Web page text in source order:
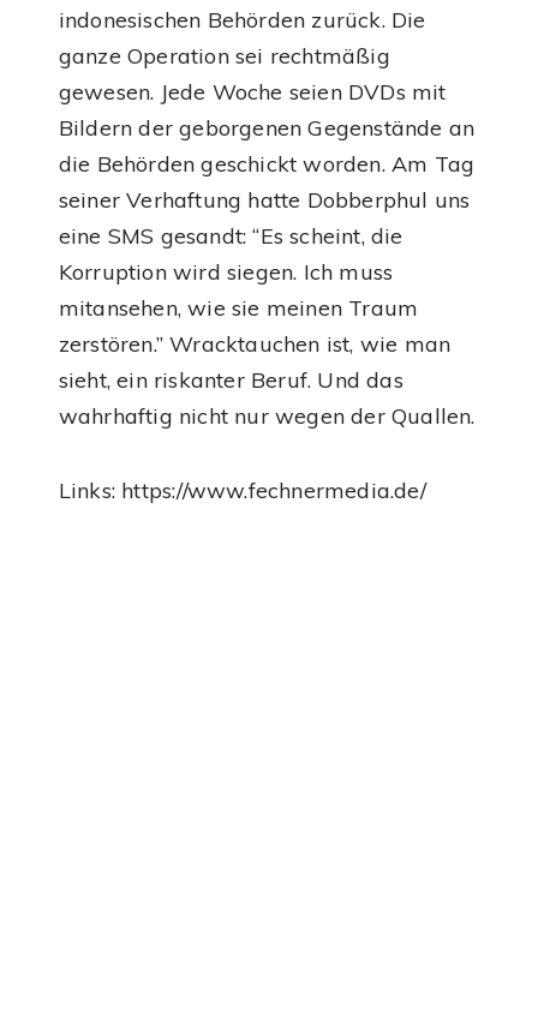
indonesischen Behörden zurück. Die
ganze Operation sei rechtmäßig
gewesen. Jede Woche seien DVDs mit
Bildern der geborgenen Gegenstände an
die Behörden geschickt worden. Am Tag
seiner Verhaftung hatte Dobberphul uns
eine SMS gesandt: “Es scheint, die
Korruption wird siegen. Ich muss
mitansehen, wie sie meinen Traum
zerstören.” Wracktauchen ist, wie man
sieht, ein riskanter Beruf. Und das
wahrhaftig nicht nur wegen der Quallen.
Links: https://www.fechnermedia.de/